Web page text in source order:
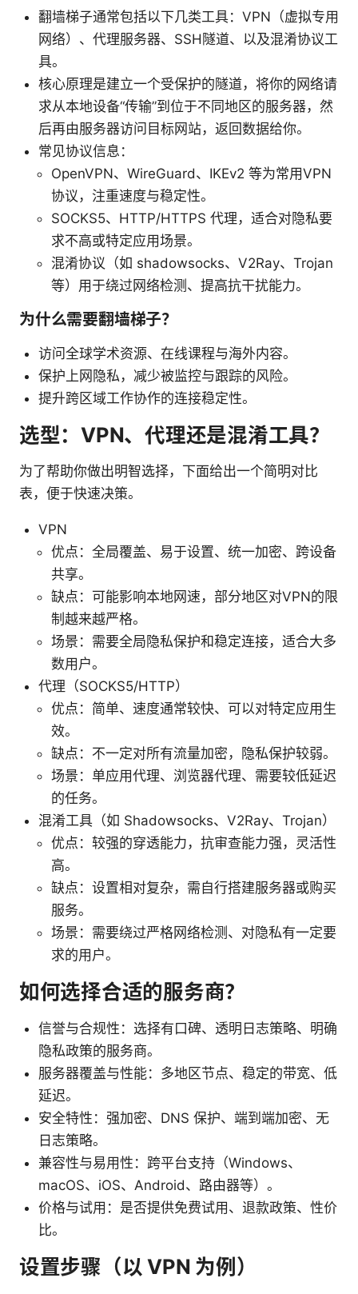
翻墙梯子通常包括以下几类工具：VPN（虚拟专用
网络）、代理服务器、SSH隧道、以及混淆协议工
具。
核心原理是建立一个受保护的隧道，将你的网络请
求从本地设备“传输”到位于不同地区的服务器，然
后再由服务器访问目标网站，返回数据给你。
常见协议信息：
OpenVPN、WireGuard、IKEv2 等为常用VPN
协议，注重速度与稳定性。
SOCKS5、HTTP/HTTPS 代理，适合对隐私要
求不高或特定应用场景。
混淆协议（如 shadowsocks、V2Ray、Trojan
等）用于绕过网络检测、提高抗干扰能力。
为什么需要翻墙梯子？
访问全球学术资源、在线课程与海外内容。
保护上网隐私，减少被监控与跟踪的风险。
提升跨区域工作协作的连接稳定性。
选型：VPN、代理还是混淆工具？
为了帮助你做出明智选择，下面给出一个简明对比
表，便于快速决策。
VPN
优点：全局覆盖、易于设置、统一加密、跨设备
共享。
缺点：可能影响本地网速，部分地区对VPN的限
制越来越严格。
场景：需要全局隐私保护和稳定连接，适合大多
数用户。
代理（SOCKS5/HTTP）
优点：简单、速度通常较快、可以对特定应用生
效。
缺点：不一定对所有流量加密，隐私保护较弱。
场景：单应用代理、浏览器代理、需要较低延迟
的任务。
混淆工具（如 Shadowsocks、V2Ray、Trojan）
优点：较强的穿透能力，抗审查能力强，灵活性
高。
缺点：设置相对复杂，需自行搭建服务器或购买
服务。
场景：需要绕过严格网络检测、对隐私有一定要
求的用户。
如何选择合适的服务商？
信誉与合规性：选择有口碑、透明日志策略、明确
隐私政策的服务商。
服务器覆盖与性能：多地区节点、稳定的带宽、低
延迟。
安全特性：强加密、DNS 保护、端到端加密、无
日志策略。
兼容性与易用性：跨平台支持（Windows、
macOS、iOS、Android、路由器等）。
价格与试用：是否提供免费试用、退款政策、性价
比。
设置步骤（以 VPN 为例）